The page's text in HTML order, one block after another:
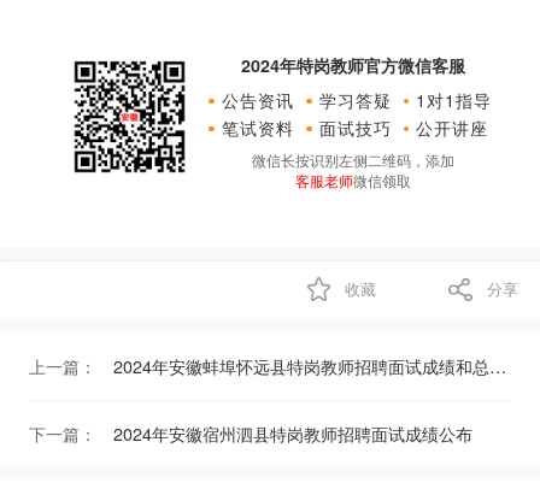
2024年特岗教师官方微信客服
公告资讯
学习答疑
1对1指导
笔试资料
面试技巧 公开讲座
微信长按识别左侧二维码，添加
客服老师微信领取
收藏 分享
上一篇： 2024年安徽蚌埠怀远县特岗教师招聘面试成绩和总成绩公布
下一篇： 2024年安徽宿州泗县特岗教师招聘面试成绩公布